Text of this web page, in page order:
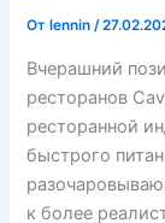
От lennin/
Вчерашний
ресторанов
ресторанной
быстрого
к более